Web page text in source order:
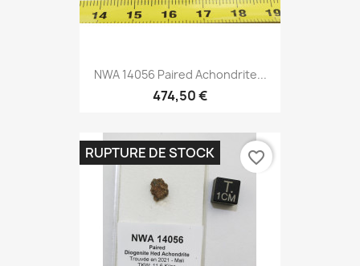
NWA 14056 Paired Achondrite...
474,50 €
RUPTURE DE STOCK favorite_border